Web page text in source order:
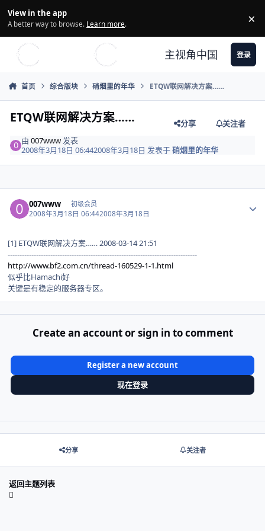
View in the app
A better way to browse. Learn more. ×
主视角中国 登录
首页 综合版块 硝烟里的年华 ETQW联网解决方案……
ETQW联网解决方案…… 分享
关注者
由007www 发表
2008年3月18日 06:442008年3月18日 发表于硝烟里的年华
007www 初级会员
2008年3月18日 06:442008年3月18日
[1] ETQW联网解决方案…… 2008-03-14 21:51
--------------------------------------------------------------------------------
http://www.bf2.com.cn/thread-160529-1-1.html
似乎比Hamachi好
关键是有稳定的服务器专区。
Create an account or sign in to comment
Register a new account
现在登录
分享 关注者
返回主题列表